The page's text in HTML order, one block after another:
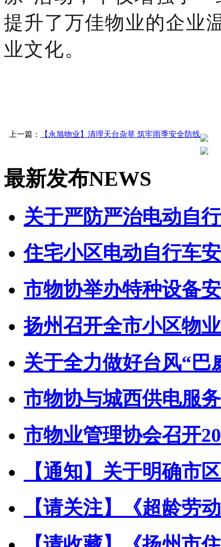
提升了万佳物业的企业
业文化。
上一篇： 【永旭物业】清理天台杂草 筑牢雨季安全防线
最新发布NEWS
关于严防严治电动自
住宅小区电动自行车
市物协举办特种设备
扬州召开全市小区物
关于全力做好台风“巴
市物协与城西供电服
市物业管理协会召开
【通知】关于明确市
【请关注】《超龄劳